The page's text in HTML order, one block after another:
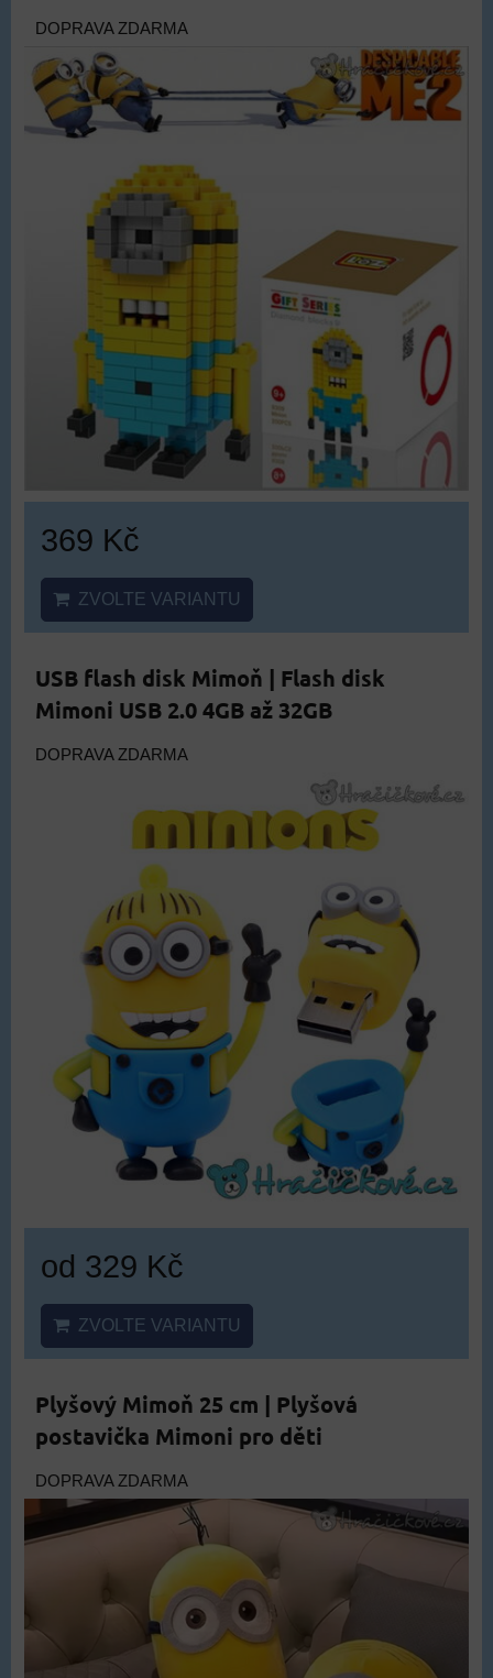
DOPRAVA ZDARMA
369 Kč
ZVOLTE VARIANTU
USB flash disk Mimoň | Flash disk
Mimoni USB 2.0 4GB až 32GB
DOPRAVA ZDARMA
od 329 Kč
ZVOLTE VARIANTU
Plyšový Mimoň 25 cm | Plyšová
postavička Mimoni pro děti
DOPRAVA ZDARMA